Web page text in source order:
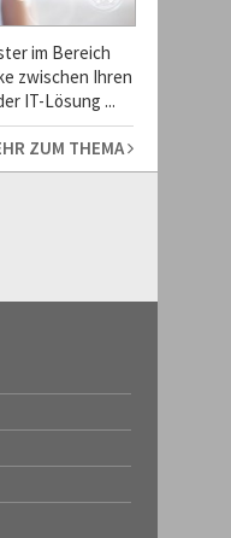
im Bereich
zwischen Ihren
IT-Lösung ...
ZUM THEMA